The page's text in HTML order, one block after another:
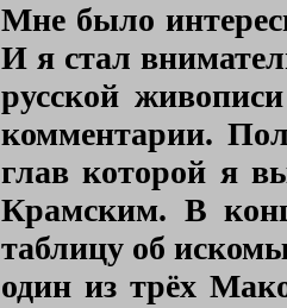
Мне было
И я стал
русской
комментарии.
глав которой я
Крамским. В
таблицу об
один из трёх